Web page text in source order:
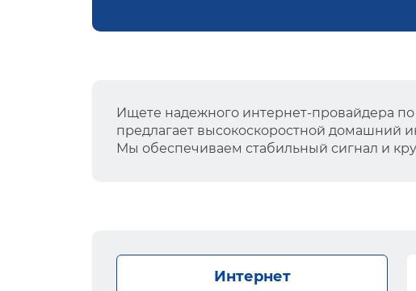
Ищете надежного интернет-провайдера по
предлагает высокоскоростной домашний
Мы обеспечиваем стабильный сигнал и
Интернет